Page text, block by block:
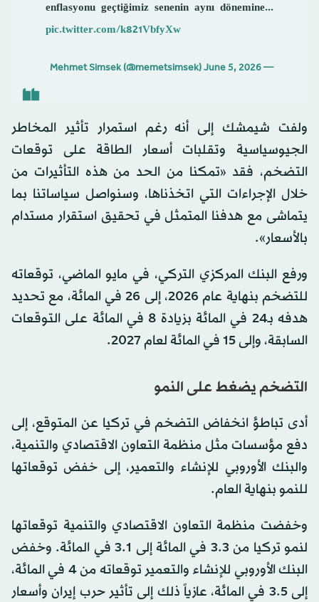
enflasyonu geçtiğimiz senenin aynı dönemine...
pic.twitter.com/k821VbfyXw
— Mehmet Simsek (@memetsimsek)
June 5, 2026
ولفت شيمشك إلى أنه رغم استمرار تأثير المخاطر
الجيوسياسية وتقلبات أسعار الطاقة على توقعات
التضخم، فقد «تمكنا من الحد من هذه التأثيرات من
خلال الإجراءات التي اتخذناها، وسنواصل سياساتنا بما
يتماشى مع هدفنا المتمثل في تحقيق استقرار مستدام
بالأسعار».
ورفع البنك المركزي التركي، في مايو الماضي، توقعاته
للتضخم بنهاية عام 2026، إلى 26 في المائة، مع تحديد
هدفه بـ24 في المائة بزيادة 8 في المائة على التوقعات
السابقة، وإلى 15 في المائة لعام 2027.
التضخم يضغط على النمو
أدى تباطؤ انخفاض التضخم في تركيا عن المتوقع، إلى
دفع مؤسسات مثل منظمة التعاون الاقتصادي والتنمية،
والبنك الأوروبي للإنشاء والتعمير، إلى خفض توقعاتها
للنمو بنهاية العام.
وخفضت منظمة التعاون الاقتصادي والتنمية توقعاتها
لنمو تركيا من 3.3 في المائة إلى 3.1 في المائة. وخفض
البنك الأوروبي للإنشاء والتعمير توقعاته من 4 في المائة،
إلى 3.5 في المائة، عازياً ذلك إلى تأثير حرب إيران وأسعار